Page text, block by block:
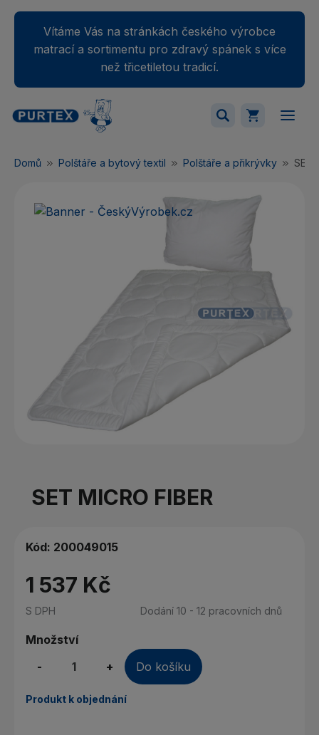
Vítáme Vás na stránkách českého výrobce
matrací a sortimentu pro zdravý spánek s více
než třicetiletou tradicí.
Váš nákupný košík je momentálne prázdny.
Domů Polštáře a bytový textil Polštáře a přikrývky SET
SET MICRO FIBER
Kód: 200049015
1 537 Kč
S DPH Dodání 10 - 12 pracovních dnů
Množství
-
+ Do košíku
Produkt k objednání